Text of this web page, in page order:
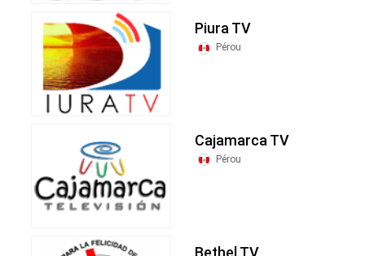
Piura TV
Pérou
Cajamarca TV
Pérou
Bethel TV